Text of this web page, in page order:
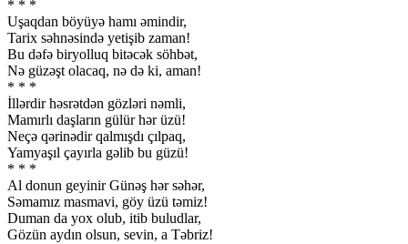
* * *
Uşaqdan böyüyə hamı əmindir,
Tarix səhnəsində yetişib zaman!
Bu dəfə biryolluq bitəcək söhbət,
Nə güzəşt olacaq, nə də ki, aman!
* * *
İllərdir həsrətdən gözləri nəmli,
Mamırlı daşların gülür hər üzü!
Neçə qərinədir qalmışdı çılpaq,
Yamyaşıl çayırla gəlib bu güzü!
* * *
Al donun geyinir Günəş hər səhər,
Səmamız masmavi, göy üzü təmiz!
Duman da yox olub, itib buludlar,
Gözün aydın olsun, sevin, a Təbriz!